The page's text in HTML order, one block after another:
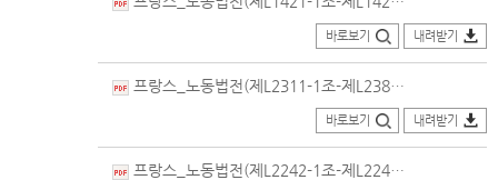
바로보기 내려받기
프랑스_노동법전(제L2311-1조-제L2381-2조)_번역본(2009.09.11.개정).pdf
바로보기 내려받기
프랑스_노동법전(제L2242-1조-제L2242-21조)_번역본(2021.08.22.개정)_의회법률정보포털.PDF